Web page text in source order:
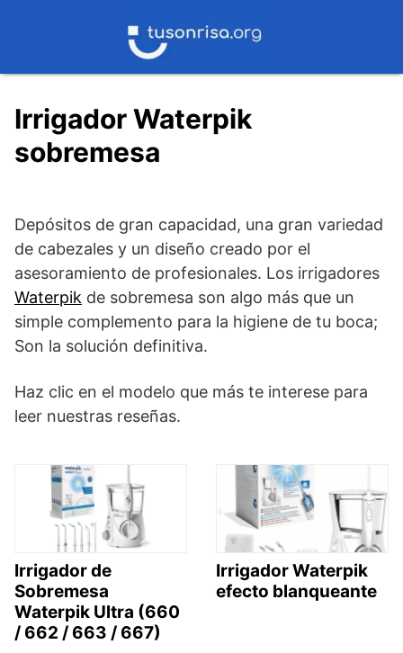
Irrigador Waterpik
sobremesa
Depósitos de gran capacidad, una gran variedad
de cabezales y un diseño creado por el
asesoramiento de profesionales. Los irrigadores
Waterpik de sobremesa son algo más que un
simple complemento para la higiene de tu boca;
Son la solución definitiva.
Haz clic en el modelo que más te interese para
leer nuestras reseñas.
Irrigador de
Sobremesa
Waterpik Ultra (660
/ 662 / 663 / 667)
Irrigador Waterpik
efecto blanqueante